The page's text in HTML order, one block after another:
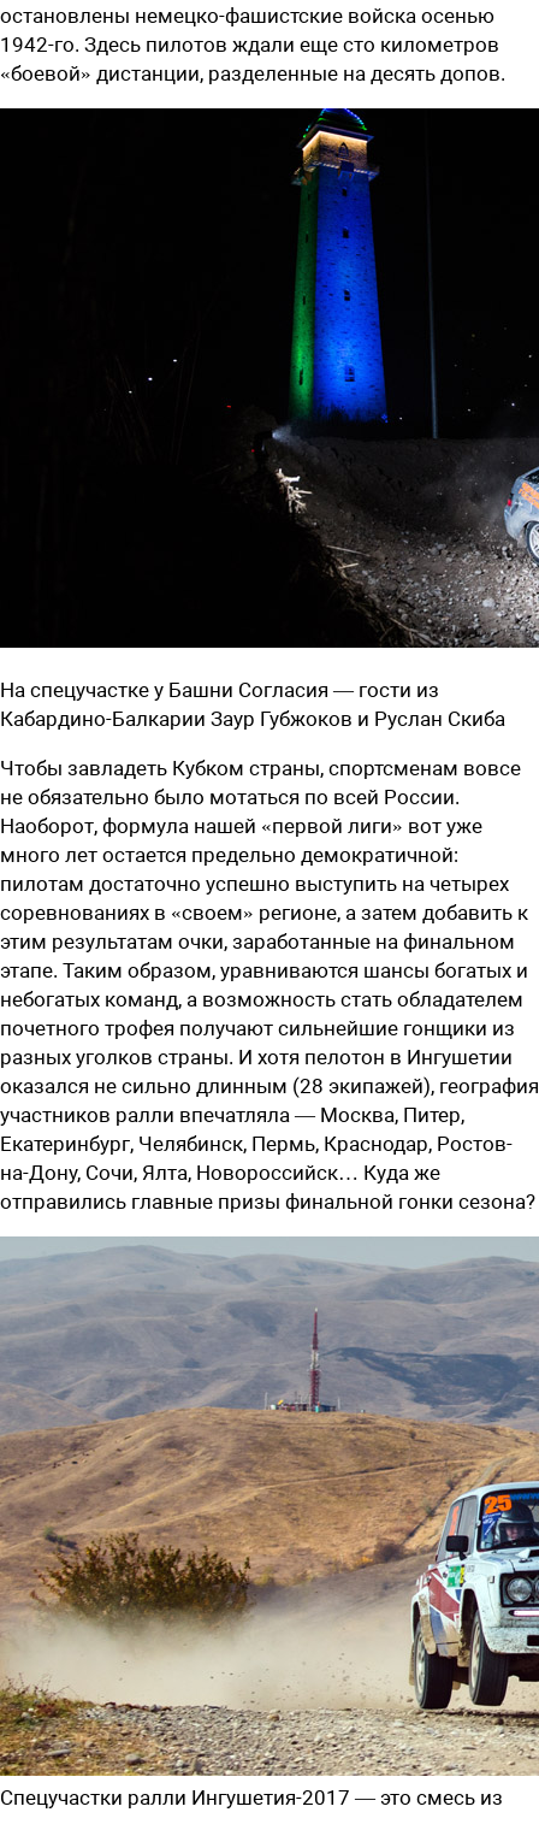
остановлены немецко-фашистские войска осенью
1942-го. Здесь пилотов ждали еще сто километров
«боевой» дистанции, разделенные на десять допов.
На спецучастке у Башни Согласия — гости из
Кабардино-Балкарии Заур Губжоков и Руслан Скиба
Чтобы завладеть Кубком страны, спортсменам вовсе
не обязательно было мотаться по всей России.
Наоборот, формула нашей «первой лиги» вот уже
много лет остается предельно демократичной:
пилотам достаточно успешно выступить на четырех
соревнованиях в «своем» регионе, а затем добавить к
этим результатам очки, заработанные на финальном
этапе. Таким образом, уравниваются шансы богатых и
небогатых команд, а возможность стать обладателем
почетного трофея получают сильнейшие гонщики из
разных уголков страны. И хотя пелотон в Ингушетии
оказался не сильно длинным (28 экипажей), география
участников ралли впечатляла — Москва, Питер,
Екатеринбург, Челябинск, Пермь, Краснодар, Ростов-
на-Дону, Сочи, Ялта, Новороссийск… Куда же
отправились главные призы финальной гонки сезона?
Спецучастки ралли Ингушетия-2017 — это смесь из